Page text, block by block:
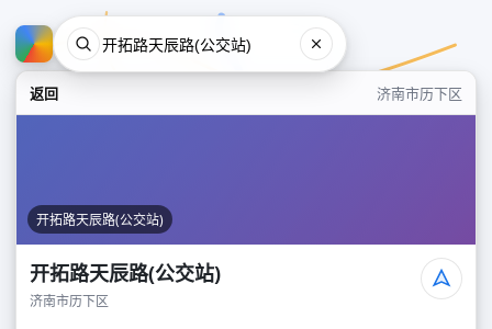
返回 济南市历下区
开拓路天辰路(公交站)
开拓路天辰路(公交站)
济南市历下区